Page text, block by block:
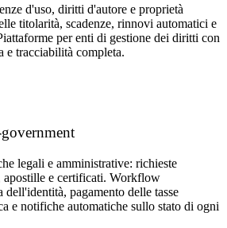
d'uso, diritti d'autore e proprietà
titolarità, scadenze, rinnovi automatici e
per enti di gestione dei diritti con
e tracciabilità completa.
legali e amministrative: richieste
apostille e certificati. Workflow
pagamento delle tasse
e notifiche automatiche sullo stato di ogni